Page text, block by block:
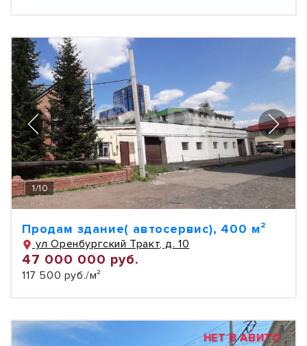
1/10
Продам здание( автосервис), 400 м²
ул Оренбургский Тракт, д. 10
47 000 000 руб.
117 500 руб./м²
НЕТ В АВИТО